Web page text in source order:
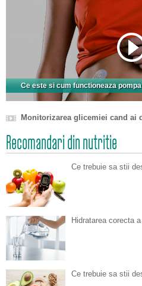
Ce este si cum functioneaza
Monitorizarea glicemiei cand ai
Recomandari din nutritie
Ce trebuie sa stii
Hidratarea corecta
Ce trebuie sa stii